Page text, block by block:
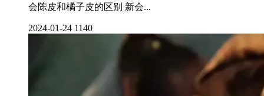
会陈皮和橘子皮的区别 新会...
2024-01-24 1140